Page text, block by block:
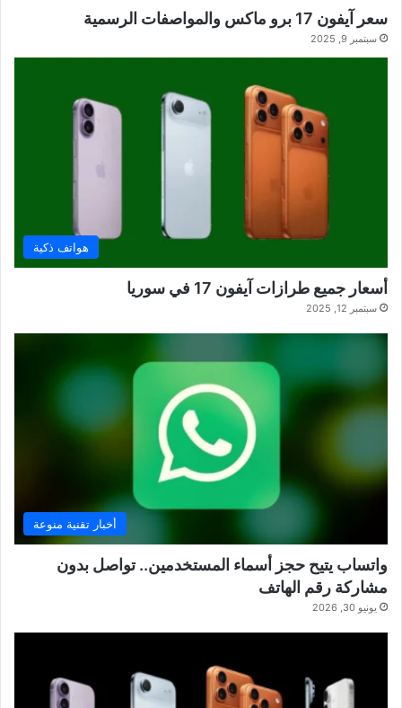
سعر آيفون 17 برو ماكس والمواصفات الرسمية
سبتمبر 9, 2025
هواتف ذكية
أسعار جميع طرازات آيفون 17 في سوريا
سبتمبر 12, 2025
أخبار تقنية منوعة
واتساب يتيح حجز أسماء المستخدمين.. تواصل بدون
مشاركة رقم الهاتف
يونيو 30, 2026